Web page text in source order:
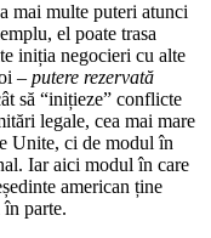
mai multe puteri atunci
el poate trasa
iniția negocieri cu alte
– putere rezervată
să “inițieze” conflicte
legale, cea mai mare
Unite, ci de modul în
Iar aici modul în care
american ține
parte.